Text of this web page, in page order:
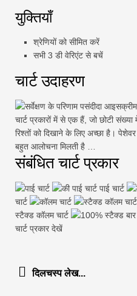
युक्तियाँ
श्रेणियों को सीमित करें
सभी 3 डी वेरिएंट से बचें
चार्ट उदाहरण
सर्वेक्षण के परिणाम पसंदीदा
चार्ट प्रकारों में से एक हैं, जो छोटी
रिश्तों को दिखाने के लिए अच्छा है।
बहुत आलोचना मिलती है …
संबंधित चार्ट प्रकार
पाई चार्ट की पाई चार्ट पाई चार्ट
चार्ट
कॉलम चार्ट स्टैक्ड कॉलम चार्ट
स्टैक्ड कॉलम चार्ट
100% स्टैक्ड बार
चार्ट प्रकार देखें
दिलचस्प लेख...